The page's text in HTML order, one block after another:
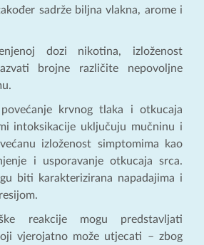
sadrže biljna vlakna, arome i
dozi nikotina, izloženost
brojne različite nepovoljne
krvnog tlaka i otkucaja
intoksikacije uključuju mučninu i
izloženost simptomima kao
i usporavanje otkucaja srca.
biti karakterizirana napadajima i
reakcije mogu predstavljati
vjerojatno može utjecati – zbog